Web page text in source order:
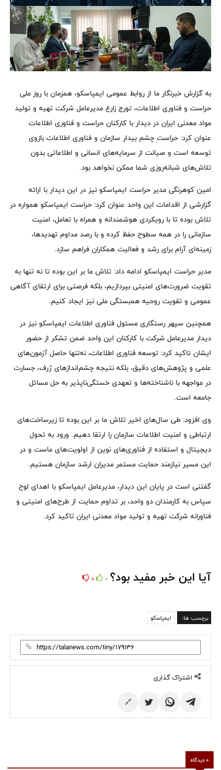
به گزارش خبرنگار ما از روابط عمومی ایمپاسکو، همزمان با روز ملی
حراست و فناوری اطلاعات، تورج زارع مدیرعامل شرکت تهیه و تولید
مواد معدنی ایران در دیدار با کارکنان حراست و فناوری اطلاعات
عنوان کرد: حراست چشم بیدار سازمان و فناوری اطلاعات بازوی
توسعه است و صیانت از سرمایه‌های انسانی و اطلاعاتی بدون
تلاش‌های شبانه‌روزی شما ممکن نخواهد بود.
امین کوهرنگی مدیر حراست ایمپاسکو نیز در این دیدار با ارائه
گزارشی از اقدامات این واحد عنوان کرد: حراست ایمپاسکو همواره در
تلاش بوده تا با رویکردی هوشمندانه و همراه با تعامل، امنیت
سازمانی را در همه سطوح حفظ کرده و با رصد مداوم تهدیدها،
زمینه‌ای آرام برای رشد و فعالیت همکاران فراهم سازد.
مدیر حراست ایمپاسکو ادامه داد:‌ تلاش ما بر این بوده تا نه تنها به
تقویت ضرورت‌های امنیتی بپردازیم، بلکه فرصتی برای ارتقای آگاهی
عمومی و تقویت روحیه همبستگی ملی نیز ایجاد کنیم.
همچنین سپهر رستگاری مسئول فناوری اطلاعات ایمپاسکو نیز در
دیدار مدیرعامل شرکت با کارکنان این واحد ضمن تشکر از حضور
ایشان تاکید کرد: توسعه فناوری اطلاعات، نه‌تنها حاصل آزمون‌های
علمی و پژوهش‌های دقیق، بلکه نتیجه‌ چشم‌اندازهای ژرف، جسارت
در مواجهه با ناشناخته‌ها و تعهدی خستگی‌ناپذیر به حل مسائل
جامعه است.
وی افزود: طی سال‌های اخیر تلاش ما بر این بوده تا زیرساخت‌های
ارتباطی و امنیت اطلاعات سازمان را ارتقا دهیم. ورود به تحول
دیجیتال و استفاده از فناوری‌های نوین از اولویت‌های ماست و در
این مسیر نیازمند حمایت مستمر مدیران ارشد سازمان هستیم.
گفتنی است در پایان این دیدار، مدیرعامل ایمپاسکو با اهدای لوح
سپاس به کارمندان دو واحد، بر تداوم حمایت از طرح‌های امنیتی و
فناورانه شرکت تهیه و تولید مواد معدنی ایران تاکید کرد.
آیا این خبر مفید بود؟ 0
0
برچسب ها: ایمپاسکو
اشتراک گذاری
🔗
0 دیدگاه